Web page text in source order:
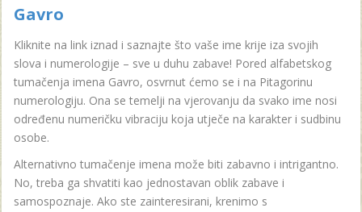
Gavro
Kliknite na link iznad i saznajte što vaše ime krije iza svojih
slova i numerologije – sve u duhu zabave! Pored alfabetskog
tumačenja imena Gavro, osvrnut ćemo se i na Pitagorinu
numerologiju. Ona se temelji na vjerovanju da svako ime nosi
određenu numeričku vibraciju koja utječe na karakter i sudbinu
osobe.
Alternativno tumačenje imena može biti zabavno i intrigantno.
No, treba ga shvatiti kao jednostavan oblik zabave i
samospoznaje. Ako ste zainteresirani, krenimo s